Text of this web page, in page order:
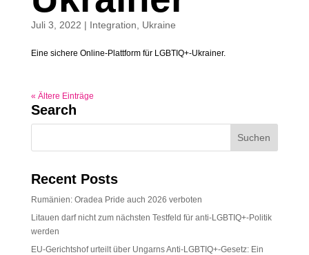
Juli 3, 2022 | Integration Ukraine
Eine sichere Online-Plattform für LGBTIQ+-Ukrainer.
« Ältere Einträge
Search
Recent Posts
Rumänien: Oradea Pride auch 2026 verboten
Litauen darf nicht zum nächsten Testfeld für anti-LGBTIQ+-Politik
werden
EU-Gerichtshof urteilt über Ungarns Anti-LGBTIQ+-Gesetz: Ein